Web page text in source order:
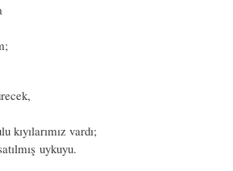
kıyılarımız vardı;
uykuyu.